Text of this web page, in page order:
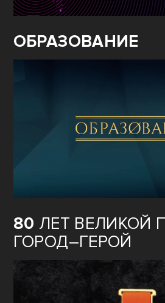
ОБРАЗОВАНИЕ
80 ЛЕТ ВЕЛИКОЙ
ГОРОД–ГЕРОЙ